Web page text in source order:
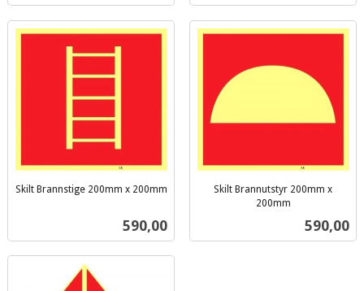
Skilt Brannstige 200mm x 200mm
Pris
590,00
Skilt Brannutstyr 200mm x
200mm
Pris
590,00